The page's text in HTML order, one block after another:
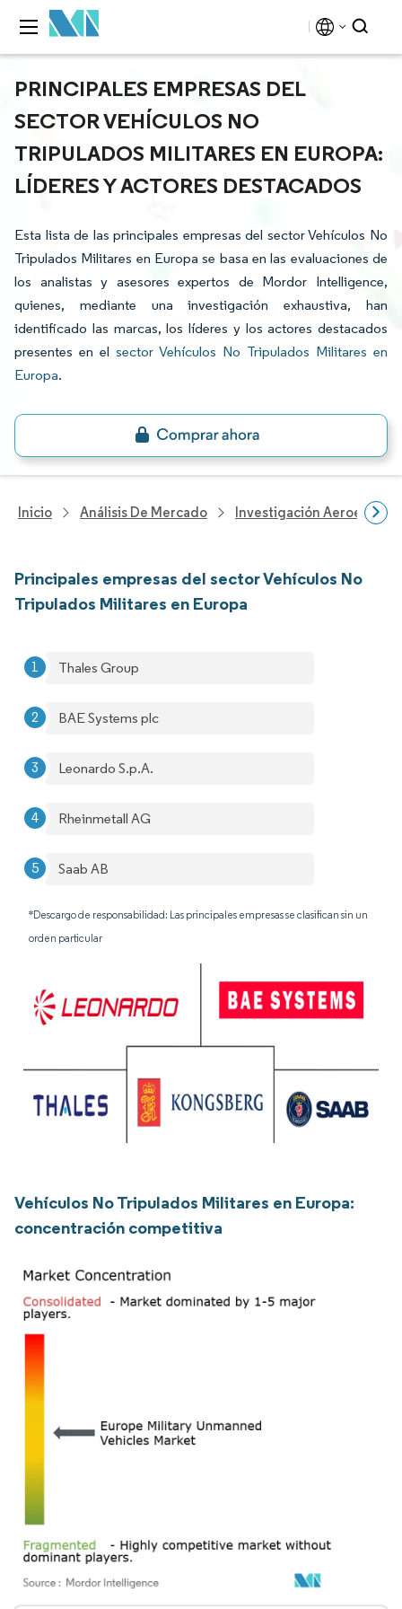
PRINCIPALES EMPRESAS DEL
SECTOR VEHÍCULOS NO
TRIPULADOS MILITARES EN EUROPA:
LÍDERES Y ACTORES DESTACADOS
Esta lista de las principales empresas del sector Vehículos No
Tripulados Militares en Europa se basa en las evaluaciones de
los analistas y asesores expertos de Mordor Intelligence,
quienes, mediante una investigación exhaustiva, han
identificado las marcas, los líderes y los actores destacados
presentes en el sector Vehículos No Tripulados Militares en
Europa.
Inicio Análisis De Mercado Investigación
Principales empresas del sector Vehículos No
Tripulados Militares en Europa
Thales Group
BAE Systems plc
Leonardo S.p.A.
Rheinmetall AG
Saab AB
*Descargo de responsabilidad: Las principales empresas se clasifican sin un
orden particular
Vehículos No Tripulados Militares en Europa:
concentración competitiva